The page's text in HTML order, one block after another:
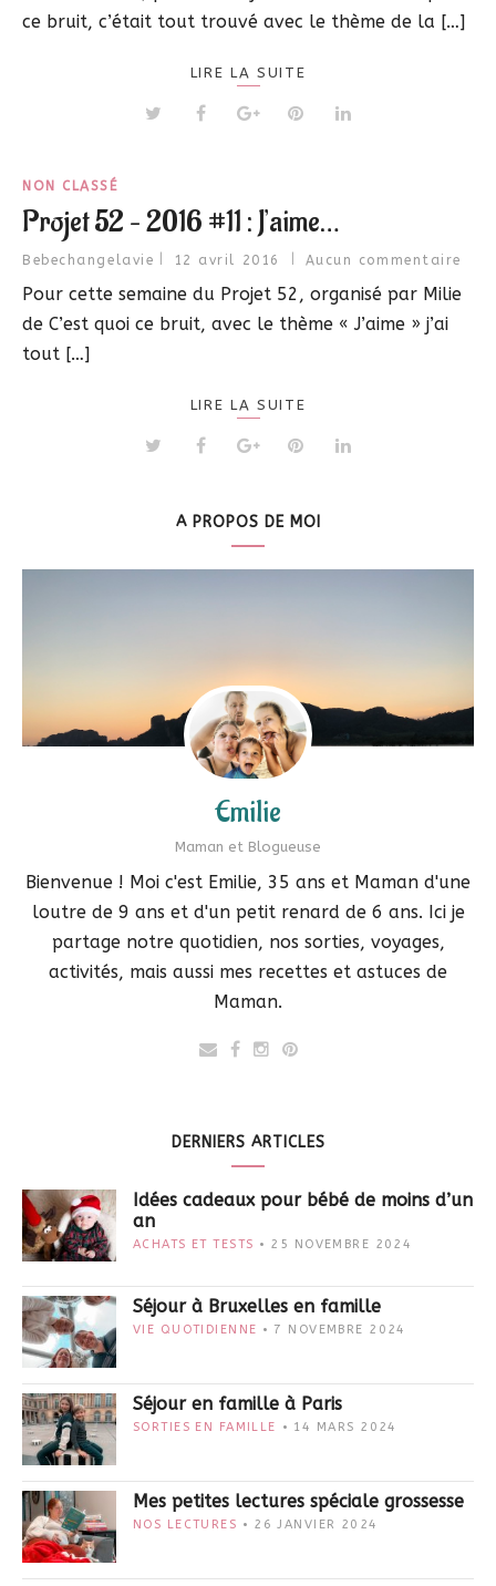
ce bruit, c’était tout trouvé avec le thème de la […]
LIRE LA SUITE
NON CLASSÉ
Projet 52 – 2016 #11 : J’aime…
Bebechangelavie 12 avril 2016 Aucun commentaire
Pour cette semaine du Projet 52, organisé par Milie
de C’est quoi ce bruit, avec le thème « J’aime » j’ai
tout […]
LIRE LA SUITE
A PROPOS DE MOI
Emilie
Maman et Blogueuse
Bienvenue ! Moi c'est Emilie, 35 ans et Maman d'une
loutre de 9 ans et d'un petit renard de 6 ans. Ici je
partage notre quotidien, nos sorties, voyages,
activités, mais aussi mes recettes et astuces de
Maman.
DERNIERS ARTICLES
Idées cadeaux pour bébé de moins d’un
an
ACHATS ET TESTS 25 NOVEMBRE 2024
Séjour à Bruxelles en famille
VIE QUOTIDIENNE 7 NOVEMBRE 2024
Séjour en famille à Paris
SORTIES EN FAMILLE 14 MARS 2024
Mes petites lectures spéciale grossesse
NOS LECTURES 26 JANVIER 2024